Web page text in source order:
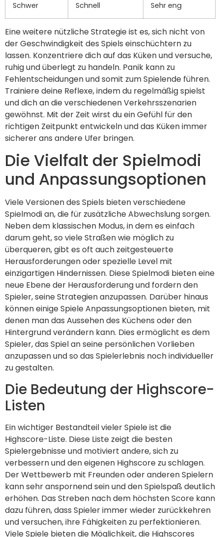
Schwer Schnell Sehr eng
Eine weitere nützliche Strategie ist es, sich nicht von
der Geschwindigkeit des Spiels einschüchtern zu
lassen. Konzentriere dich auf das Küken und versuche,
ruhig und überlegt zu handeln. Panik kann zu
Fehlentscheidungen und somit zum Spielende führen.
Trainiere deine Reflexe, indem du regelmäßig spielst
und dich an die verschiedenen Verkehrsszenarien
gewöhnst. Mit der Zeit wirst du ein Gefühl für den
richtigen Zeitpunkt entwickeln und das Küken immer
sicherer ans andere Ufer bringen.
Die Vielfalt der Spielmodi
und Anpassungsoptionen
Viele Versionen des Spiels bieten verschiedene
Spielmodi an, die für zusätzliche Abwechslung sorgen.
Neben dem klassischen Modus, in dem es einfach
darum geht, so viele Straßen wie möglich zu
überqueren, gibt es oft auch zeitgesteuerte
Herausforderungen oder spezielle Level mit
einzigartigen Hindernissen. Diese Spielmodi bieten eine
neue Ebene der Herausforderung und fordern den
Spieler, seine Strategien anzupassen. Darüber hinaus
können einige Spiele Anpassungsoptionen bieten, mit
denen man das Aussehen des Küchens oder den
Hintergrund verändern kann. Dies ermöglicht es dem
Spieler, das Spiel an seine persönlichen Vorlieben
anzupassen und so das Spielerlebnis noch individueller
zu gestalten.
Die Bedeutung der Highscore-
Listen
Ein wichtiger Bestandteil vieler Spiele ist die
Highscore-Liste. Diese Liste zeigt die besten
Spielergebnisse und motiviert andere, sich zu
verbessern und den eigenen Highscore zu schlagen.
Der Wettbewerb mit Freunden oder anderen Spielern
kann sehr anspornend sein und den Spielspaß deutlich
erhöhen. Das Streben nach dem höchsten Score kann
dazu führen, dass Spieler immer wieder zurückkehren
und versuchen, ihre Fähigkeiten zu perfektionieren.
Viele Spiele bieten die Möglichkeit, die Highscores